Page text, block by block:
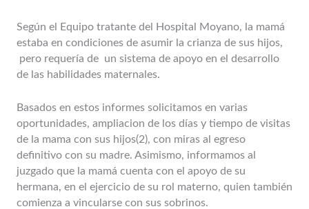
Según el Equipo tratante del Hospital Moyano, la mamá
estaba en condiciones de asumir la crianza de sus hijos,
pero requería de un sistema de apoyo en el desarrollo
de las habilidades maternales.
Basados en estos informes solicitamos en varias
oportunidades, ampliacion de los días y tiempo de visitas
de la mama con sus hijos(2), con miras al egreso
definitivo con su madre. Asimismo, informamos al
juzgado que la mamá cuenta con el apoyo de su
hermana, en el ejercicio de su rol materno, quien también
comienza a vincularse con sus sobrinos.